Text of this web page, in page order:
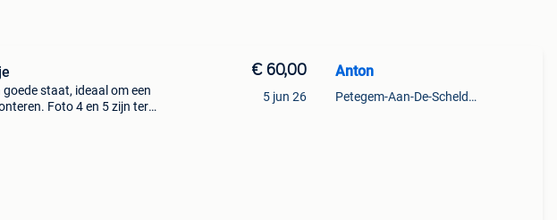
staat, ideaal om een
Foto 4 en 5 zijn ter
€ 60,00
5 jun 26
Anton
Petegem-Aan-De-Schelde + Deel Van Oudenaarde